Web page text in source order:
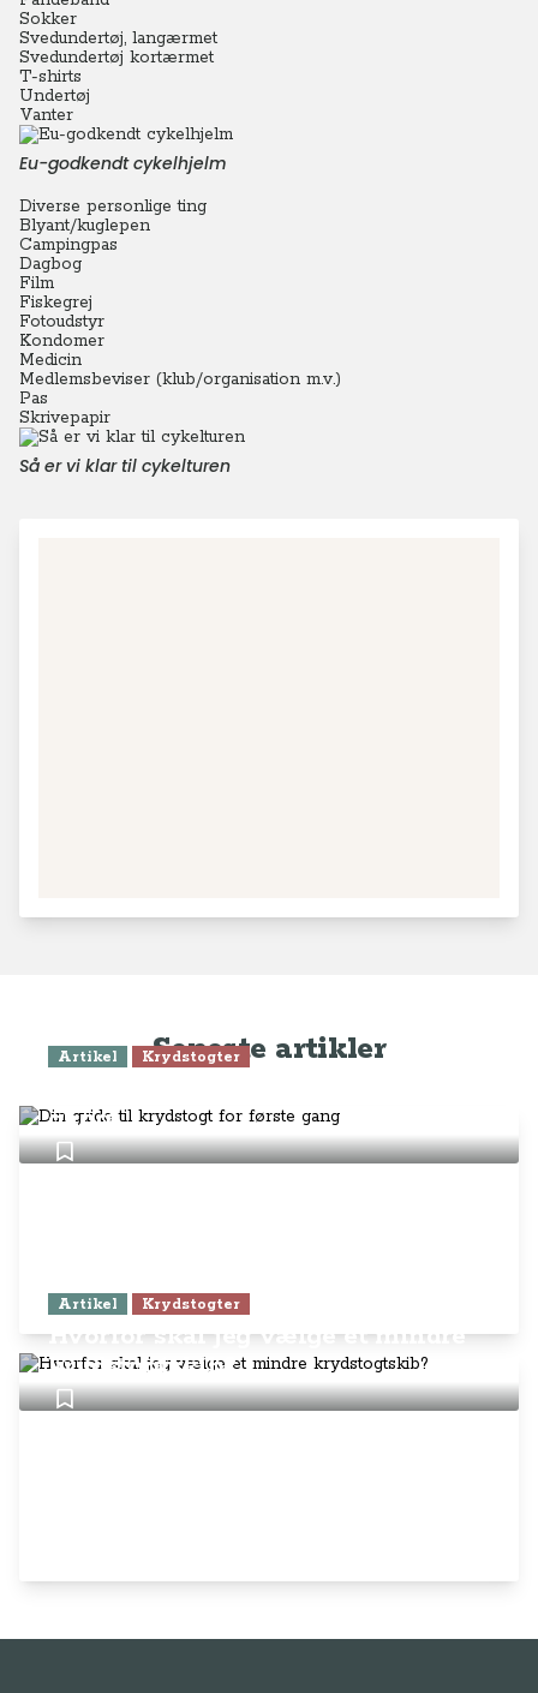
Sokker
Svedundertøj, langærmet
Svedundertøj kortærmet
T-shirts
Undertøj
Vanter
Eu-godkendt cykelhjelm
Diverse personlige ting
Blyant/kuglepen
Campingpas
Dagbog
Film
Fiskegrej
Fotoudstyr
Kondomer
Medicin
Medlemsbeviser (klub/organisation m.v.)
Pas
Skrivepapir
Så er vi klar til cykelturen
Seneste artikler
Artikel Krydstogter
gang
Artikel Krydstogter
Hvorfor skal jeg vælge et mindre
krydstogtskib?